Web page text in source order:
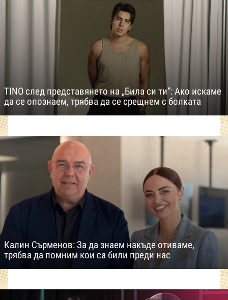
TINO след представянето на „Била си ти“: Ако искаме
да се опознаем, трябва да се срещнем с болката
Калин Сърменов: За да знаем накъде отиваме,
трябва да помним кои са били преди нас